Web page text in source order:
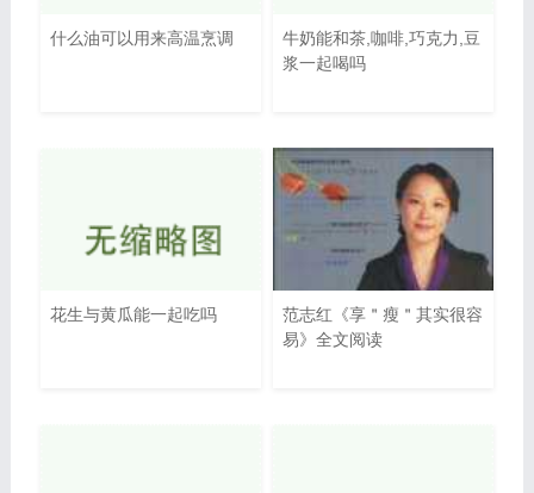
什么油可以用来高温烹调
牛奶能和茶,咖啡,巧克力,豆
浆一起喝吗
花生与黄瓜能一起吃吗
范志红《享＂瘦＂其实很容
易》全文阅读